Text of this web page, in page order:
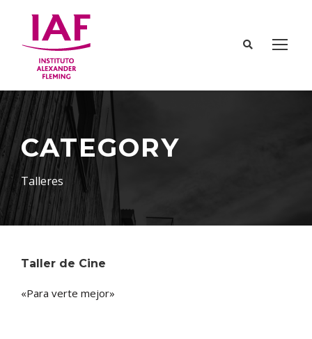
CATEGORY
Talleres
Taller de Cine
«Para verte mejor»